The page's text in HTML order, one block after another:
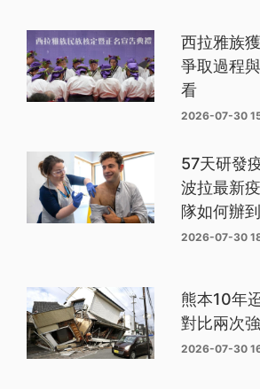
西拉雅族
爭取過程
看
2026-07-30
57天研發
波拉最新
隊如何辦
2026-07-30
熊本10年
對比兩次
2026-07-30